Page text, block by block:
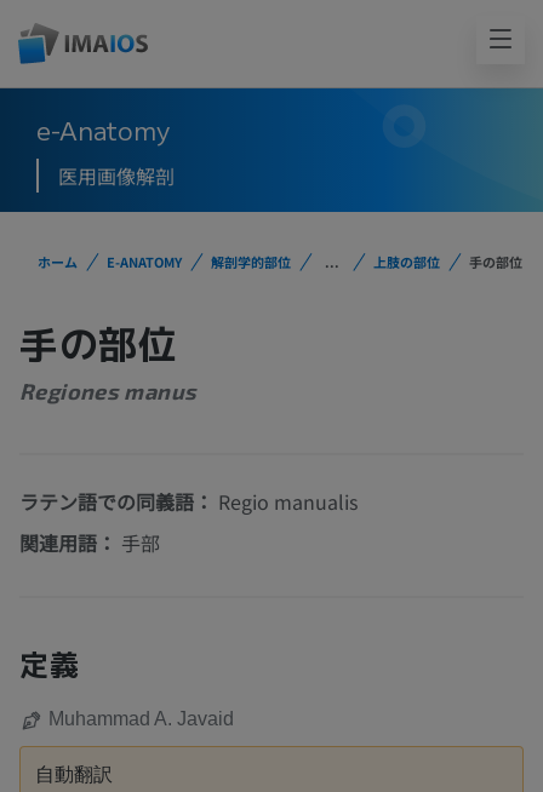
e-Anatomy
医用画像解剖
ホーム E-ANATOMY 解剖学的部位 ... 上肢の部位 手の部位
手の部位
Regiones manus
ラテン語での同義語： Regio manualis
関連用語： 手部
定義
Muhammad A. Javaid
自動翻訳